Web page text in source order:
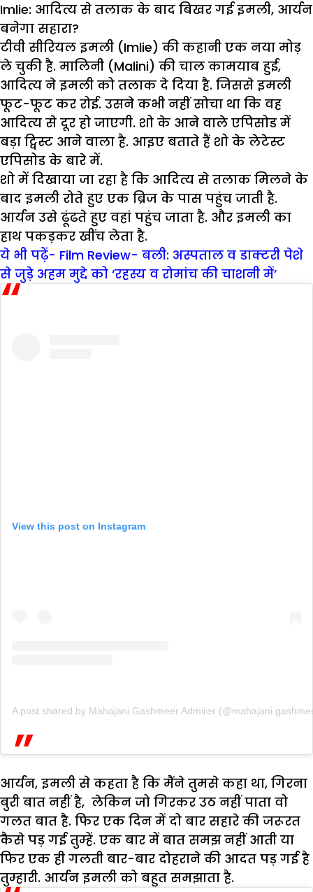
Imlie: आदित्य से तलाक के बाद बिखर गई इमली, आर्यन
बनेगा सहारा?
टीवी सीरियल इमली (Imlie) की कहानी एक नया मोड़
ले चुकी है. मालिनी (Malini) की चाल कामयाब हुई,
आदित्य ने इमली को तलाक दे दिया है. जिससे इमली
फूट-फूट कर रोई. उसने कभी नहीं सोचा था कि वह
आदित्य से दूर हो जाएगी. शो के आने वाले एपिसोड में
बड़ा ट्विस्ट आने वाला है. आइए बताते हैं शो के लेटेस्ट
एपिसोड के बारे में.
शो में दिखाया जा रहा है कि आदित्य से तलाक मिलने के
बाद इमली रोते हुए एक ब्रिज के पास पहुंच जाती है.
आर्यन उसे ढूंढते हुए वहां पहुंच जाता है. और इमली का
हाथ पकड़कर खींच लेता है.
ये भी पढ़ें- Film Review- बली: अस्पताल व डाक्टरी पेशे
से जुड़े अहम मुद्दे को ‘रहस्य व रोमांच की चाशनी में’
View this post on Instagram
A post shared by Mahajani Gashmeer Admirer
आर्यन, इमली से कहता है कि मैंने तुमसे कहा था, गिरना
बुरी बात नहीं है, लेकिन जो गिरकर उठ नहीं पाता वो
गलत बात है. फिर एक दिन में दो बार सहारे की जरूरत
कैसे पड़ गई तुम्हें. एक बार में बात समझ नहीं आती या
फिर एक ही गलती बार-बार दोहराने की आदत पड़ गई है
तुम्हारी. आर्यन इमली को बहुत समझाता है.